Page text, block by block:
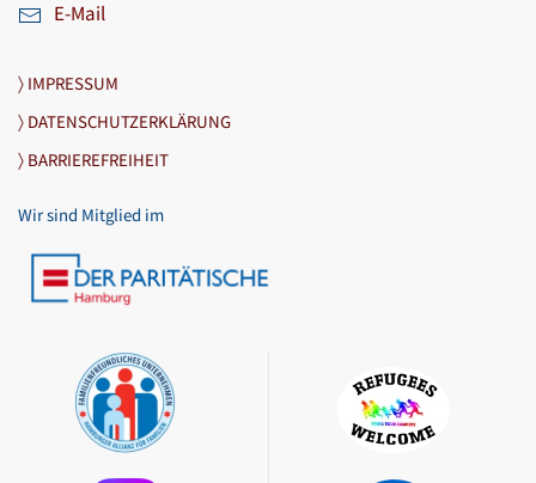
E-Mail
〉 IMPRESSUM
〉 DATENSCHUTZERKLÄRUNG
〉 BARRIEREFREIHEIT
Wir sind Mitglied im